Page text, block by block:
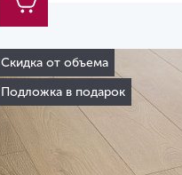
Скидка от объема
Подложка в подарок